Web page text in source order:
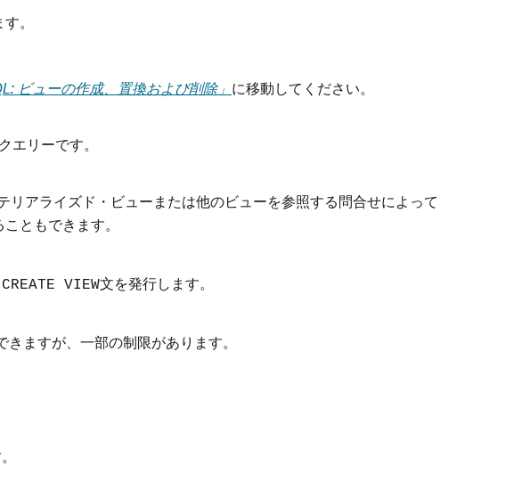
。
ビューの作成、置換および削除」 に移動してください。
リーです。
アライズド・ビューまたは他のビューを参照する問合せによって
ともできます。
CREATE VIEW文を発行します。
ますが、一部の制限があります。